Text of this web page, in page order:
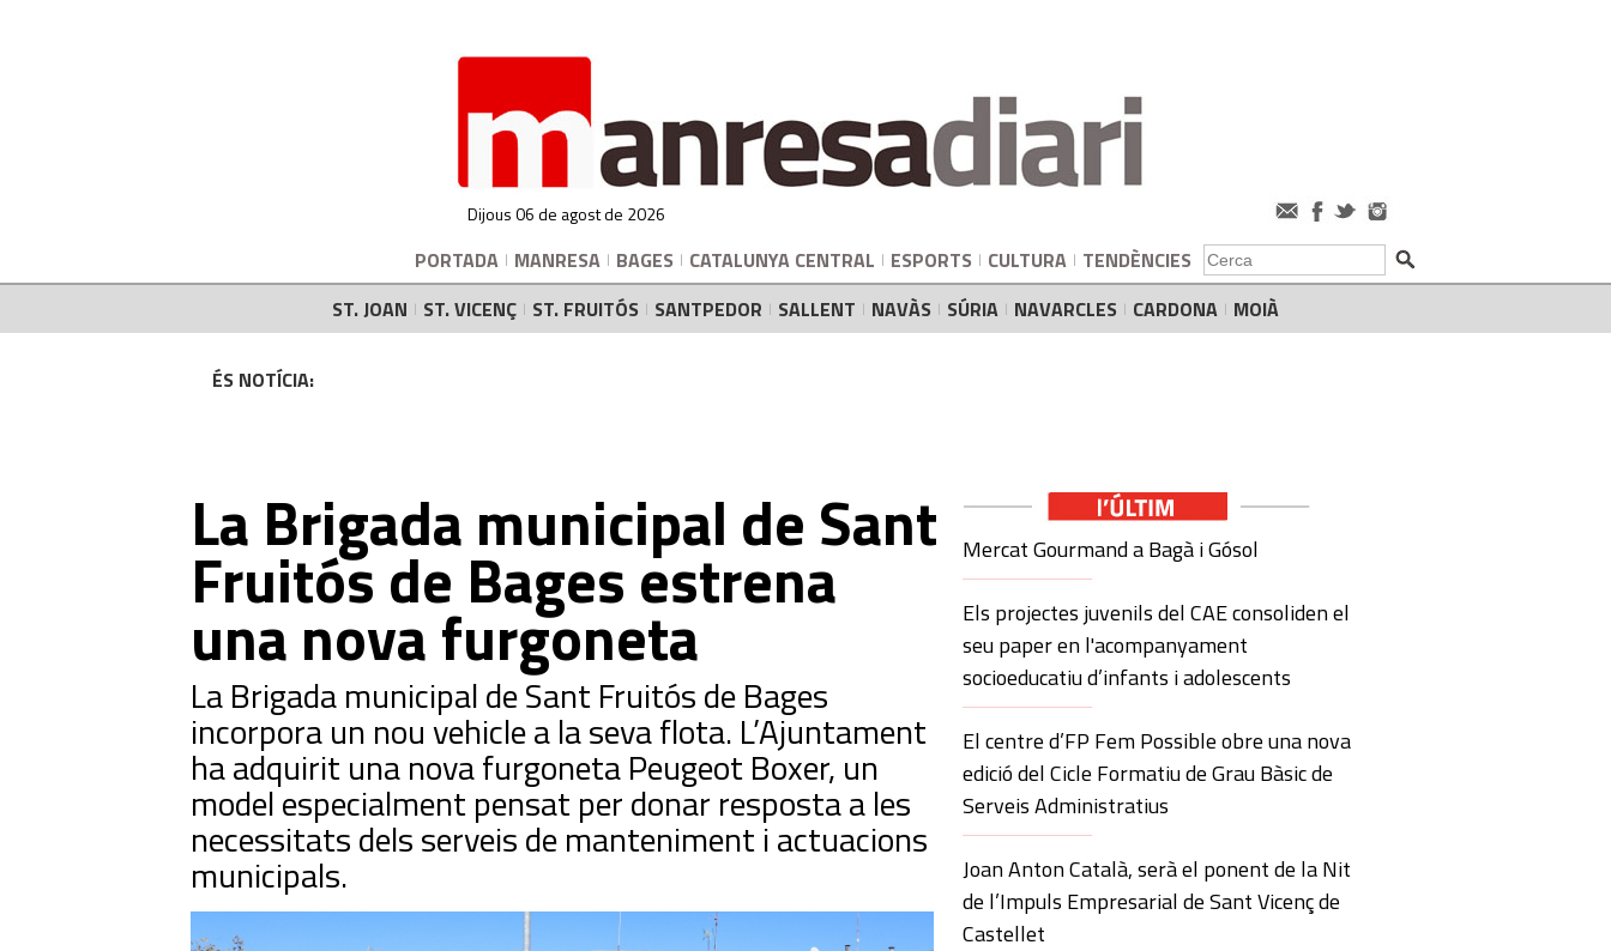
Dijous 06 de agost de 2026
PORTADA MANRESA BAGES CATALUNYA CENTRAL ESPORTS CULTURA TENDÈNCIES
ST. JOAN
ST. VICENÇ ST. FRUITÓS SANTPEDOR SALLENT NAVÀS SÚRIA NAVARCLES CARDONA MOIÀ
ÉS NOTÍCIA:
La Brigada municipal de Sant
Fruitós de Bages estrena
una nova furgoneta
La Brigada municipal de Sant Fruitós de Bages
incorpora un nou vehicle a la seva flota. L’Ajuntament
ha adquirit una nova furgoneta Peugeot Boxer, un
model especialment pensat per donar resposta a les
necessitats dels serveis de manteniment i actuacions
municipals.
Mercat Gourmand a Bagà i Gósol
Els projectes juvenils del CAE consoliden el
seu paper en l'acompanyament
socioeducatiu d’infants i adolescents
El centre d’FP Fem Possible obre una nova
edició del Cicle Formatiu de Grau Bàsic de
Serveis Administratius
Joan Anton Català, serà el ponent de la Nit
de l’Impuls Empresarial de Sant Vicenç de
Castellet